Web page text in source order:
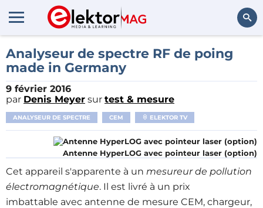
Rechercher
Analyseur de spectre RF de poing
made in Germany
9 février 2016
par Denis Meyer sur test & mesure
ANALYSEUR DE SPECTRE CEM ELEKTOR TV
Antenne HyperLOG avec pointeur laser (option)
Cet appareil s'apparente à un mesureur de pollution
électromagnétique. Il est livré à un prix
imbattable avec antenne de mesure CEM, chargeur,